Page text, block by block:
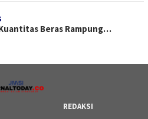
Beras Rampung…
REDAKSI